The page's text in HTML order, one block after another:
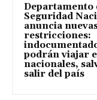
Departamento
Seguridad
anuncia
restricciones:
podrán viajar
nacionales,
salir del país